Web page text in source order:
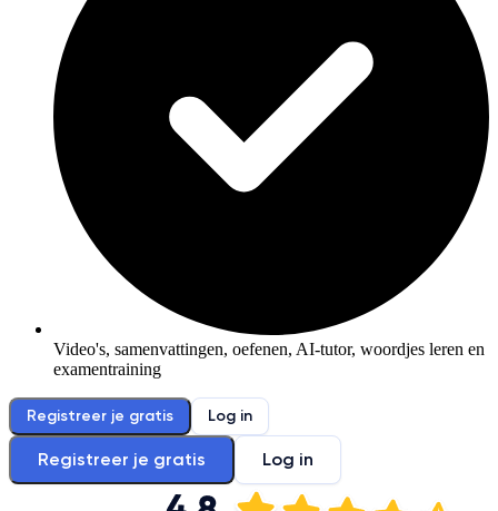
Video's, samenvattingen, oefenen, AI-tutor, woordjes leren en
examentraining
Registreer je gratis Log in
Registreer je gratis Log in